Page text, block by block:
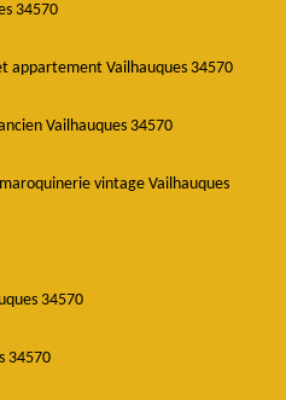
34570
appartement Vailhauques 34570
Vailhauques 34570
vintage Vailhauques
34570
34570